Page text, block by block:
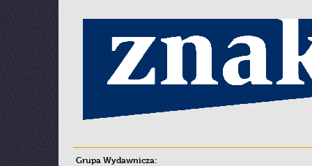
Grupa Wydawnicza: